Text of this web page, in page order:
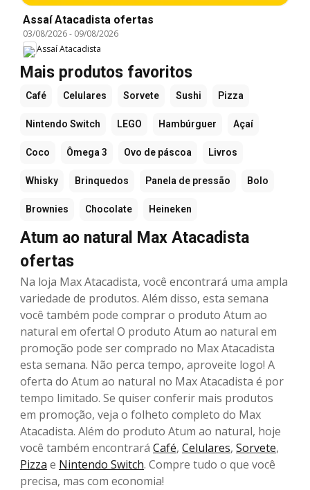
Assaí Atacadista ofertas
03/08/2026- 09/08/2026
Assaí Atacadista
Mais produtos favoritos
Café Celulares Sorvete Sushi Pizza
Nintendo Switch LEGO Hambúrguer Açaí
Coco Ômega 3 Ovo de páscoa Livros
Whisky Brinquedos Panela de pressão Bolo
Brownies Chocolate Heineken
Atum ao natural Max Atacadista
ofertas
Na loja Max Atacadista, você encontrará uma ampla
variedade de produtos. Além disso, esta semana
você também pode comprar o produto Atum ao
natural em oferta! O produto Atum ao natural em
promoção pode ser comprado no Max Atacadista
esta semana. Não perca tempo, aproveite logo! A
oferta do Atum ao natural no Max Atacadista é por
tempo limitado. Se quiser conferir mais produtos
em promoção, veja o folheto completo do Max
Atacadista. Além do produto Atum ao natural, hoje
você também encontrará Café, Celulares, Sorvete,
Pizza e Nintendo Switch. Compre tudo o que você
precisa, mas com economia!